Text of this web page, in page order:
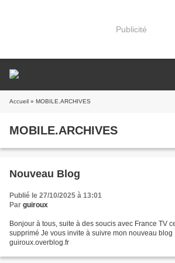
Publicité
Accueil » MOBILE.ARCHIVES
MOBILE.ARCHIVES
Nouveau Blog
Publié le 27/10/2025 à 13:01
Par guiroux
Bonjour à tous, suite à des soucis avec France TV
supprimé Je vous invite à suivre mon nouveau blog
guiroux.overblog.fr